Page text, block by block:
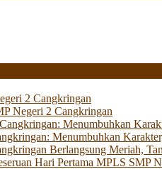
2 Cangkringan
Negeri 2 Cangkringan
Menumbuhkan
Menumbuhkan
Berlangsung Meriah,
Hari Pertama MPLS SMP